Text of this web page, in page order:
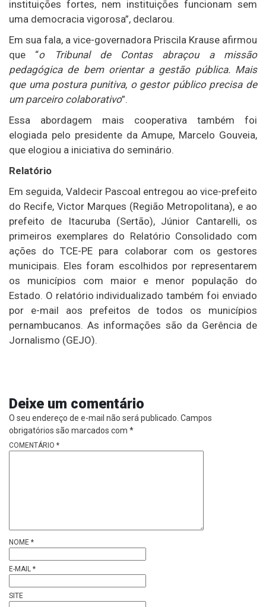
instituições fortes, nem instituições funcionam sem
uma democracia vigorosa”, declarou.
Em sua fala, a vice-governadora Priscila Krause afirmou
que “o Tribunal de Contas abraçou a missão
pedagógica de bem orientar a gestão pública. Mais
que uma postura punitiva, o gestor público precisa de
um parceiro colaborativo”.
Essa abordagem mais cooperativa também foi
elogiada pelo presidente da Amupe, Marcelo Gouveia,
que elogiou a iniciativa do seminário.
Relatório
Em seguida, Valdecir Pascoal entregou ao vice-prefeito
do Recife, Victor Marques (Região Metropolitana), e ao
prefeito de Itacuruba (Sertão), Júnior Cantarelli, os
primeiros exemplares do Relatório Consolidado com
ações do TCE-PE para colaborar com os gestores
municipais. Eles foram escolhidos por representarem
os municípios com maior e menor população do
Estado. O relatório individualizado também foi enviado
por e-mail aos prefeitos de todos os municípios
pernambucanos. As informações são da Gerência de
Jornalismo (GEJO).
Deixe um comentário
O seu endereço de e-mail não será publicado. Campos
obrigatórios são marcados com *
COMENTÁRIO *
NOME *
E-MAIL *
SITE